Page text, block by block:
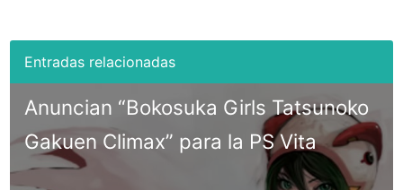
Anuncian “Bokosuka Girls Tatsunoko
Gakuen Climax” para la PS Vita